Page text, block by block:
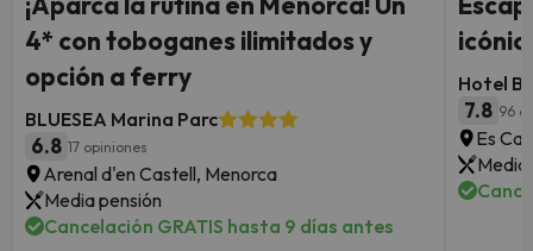
4* con toboganes ilimitados y
opción a ferry
BLUESEA Marina Parc
6.8 17 opiniones
Arenal d'en Castell, Menorca
Media pensión
Cancelación GRATIS hasta 9 días antes
Hotel
7.8 96
Es
Media